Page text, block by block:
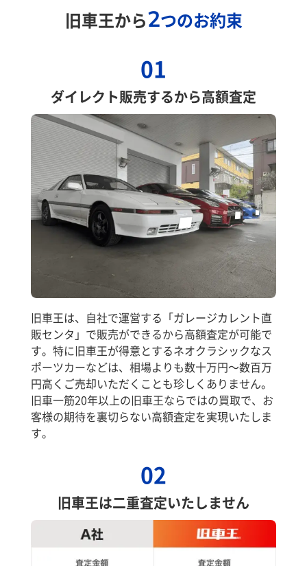
旧車王から2つのお約束
01
ダイレクト販売するから高額査定
旧車王は、自社で運営する「ガレージカレント直
販センタ」で販売ができるから高額査定が可能で
す。特に旧車王が得意とするネオクラシックなス
ポーツカーなどは、相場よりも数十万円～数百万
円高くご売却いただくことも珍しくありません。
旧車一筋20年以上の旧車王ならではの買取で、お
客様の期待を裏切らない高額査定を実現いたしま
す。
02
旧車王は二重査定いたしません